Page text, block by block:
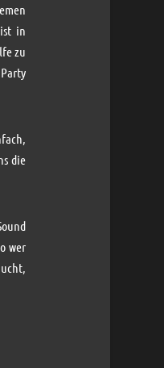
in
zu
die
wer